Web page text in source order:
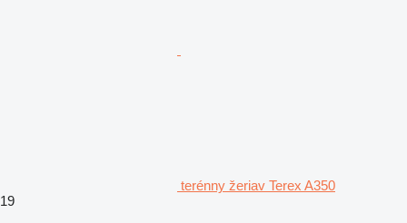
terénny žeriav Terex A350
19